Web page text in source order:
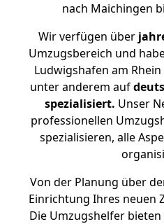
nach Maichingen
Wir verfügen über
Umzugsbereich und
Ludwigshafen am
unter anderem auf
spezialisiert. Unser
professionellen
spezialisieren, alle
Von der Planung über
Einrichtung Ihres neuen
Die Umzugshelfer